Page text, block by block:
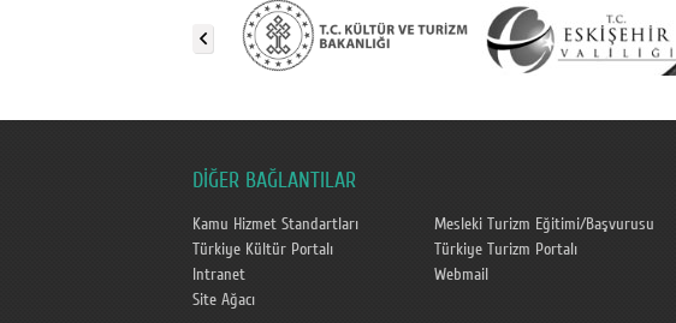
DİĞER BAĞLANTILAR
Kamu Hizmet Standartları
Mesleki Turizm Eğitimi/Başvurusu
Türkiye Kültür Portalı
Türkiye Turizm Portalı
Intranet
Webmail
Site Ağacı